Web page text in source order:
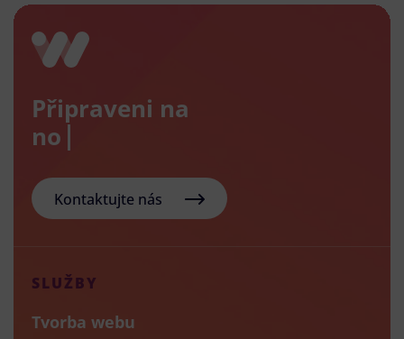
Připraveni na
nový e-
Kontaktujte nás
SLUŽBY
Tvorba webu